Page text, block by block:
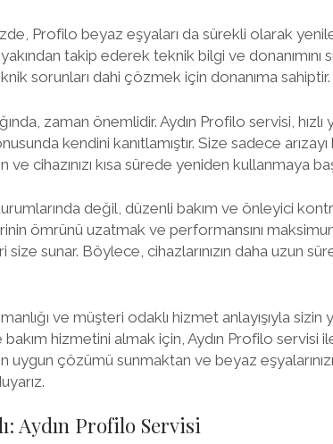
Profilo beyaz eşyaları da sürekli olarak
takip ederek teknik bilgi ve donanımını
sorunları dahi çözmek için donanıma sahiptir.
zaman önemlidir. Aydın Profilo servisi,
kendini kanıtlamıştır. Size sadece
ve cihazınızı kısa sürede yeniden kullanmaya
değil, düzenli bakım ve önleyici
ömrünü uzatmak ve performansını
sunar. Böylece, cihazlarınızın daha uzun
ve müşteri odaklı hizmet anlayışıyla sizin
hizmetini almak için, Aydın Profilo servisi
çözümü sunmaktan ve beyaz
Aydın Profilo Servisi